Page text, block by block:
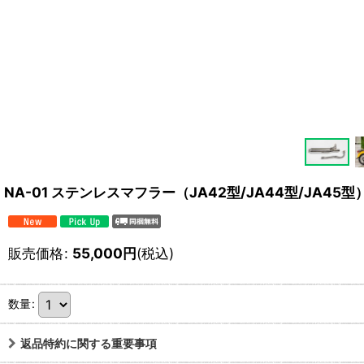
NA-01 ステンレスマフラー（JA42型/JA44型/JA45型
販売価格: 55,000円(税込)
数量:
返品特約に関する重要事項